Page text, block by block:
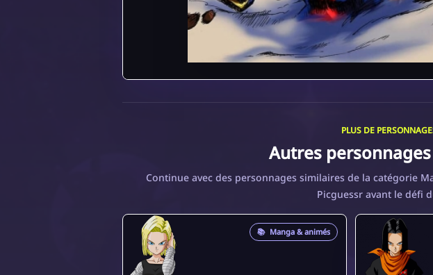
PLUS DE
Autres
Continue avec des personnages similaires de la catégorie
Picguessr avant le défi
📚 Manga & animés